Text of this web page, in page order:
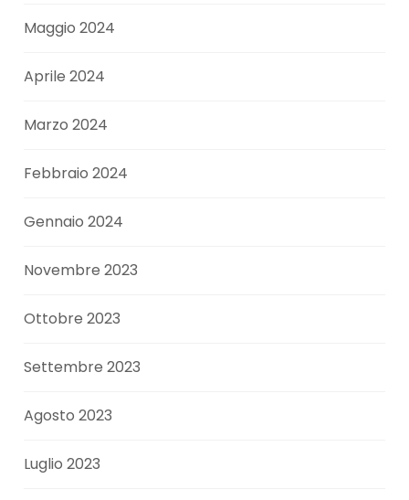
Maggio 2024
Aprile 2024
Marzo 2024
Febbraio 2024
Gennaio 2024
Novembre 2023
Ottobre 2023
Settembre 2023
Agosto 2023
Luglio 2023